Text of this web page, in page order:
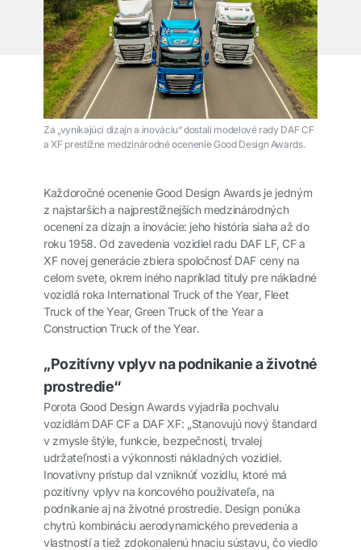
Za „vynikajúci dizajn a inováciu“ dostali modelové rady DAF CF
a XF prestížne medzinárodné ocenenie Good Design Awards.
Každoročné ocenenie Good Design Awards je jedným
z najstarších a najprestížnejších medzinárodných
ocenení za dizajn a inovácie: jeho história siaha až do
roku 1958. Od zavedenia vozidiel radu DAF LF, CF a
XF novej generácie zbiera spoločnosť DAF ceny na
celom svete, okrem iného napríklad tituly pre nákladné
vozidlá roka International Truck of the Year, Fleet
Truck of the Year, Green Truck of the Yeara
Construction Truck of the Year.
„Pozitívny vplyv na podnikanie a životné
prostredie“
Porota Good Design Awards vyjadrila pochvalu
vozidlám DAF CF a DAF XF: „Stanovujú nový štandard
v zmysle štýle, funkcie, bezpečnosti, trvalej
udržateľnosti a výkonnosti nákladných vozidiel.
Inovatívny prístup dal vzniknúť vozidlu, ktoré má
pozitívny vplyv na koncového používateľa, na
podnikanie aj na životné prostredie. Design ponúka
chytrú kombináciu aerodynamického prevedenia a
vlastností a tiež zdokonalenú hnaciu sústavu, čo viedlo